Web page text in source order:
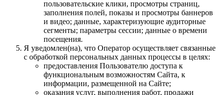
пользовательские клики, просмотры страниц,
заполнения полей, показы и просмотры баннеров
и видео; данные, характеризующие аудиторные
сегменты; параметры сессии; данные о времени
посещения.
Я уведомлен(на), что Оператор осуществляет связанные
с обработкой персональных данных процессы в целях:
предоставления Пользователю доступа к
функциональным возможностям Сайта, к
информации, размещенной на Сайте;
оказания услуг, выполнения работ, продажи